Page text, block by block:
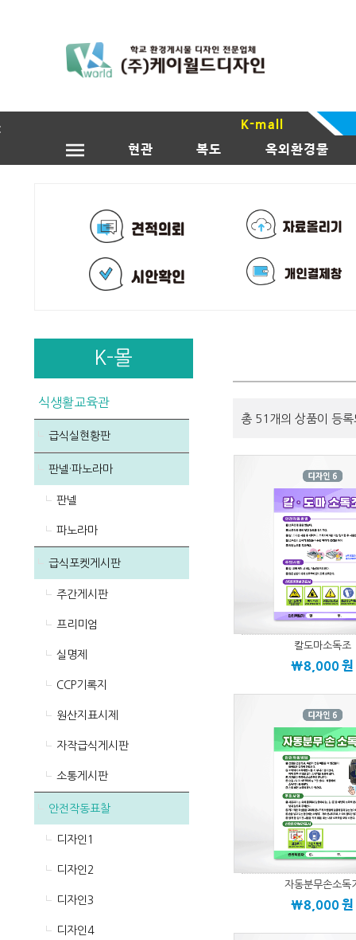
K-mall
현관
복도 옥외환경물
K-몰
식생활교육관
급식실현황판
판넬·파노라마
판넬
파노라마
급식포켓게시판
주간게시판
프리미엄
실명제
CCP기록지
원산지표시제
자작급식게시판
소통게시판
안전작동표찰
디자인1
디자인2
디자인3
디자인4
총 51개의 상품이 등
칼도마소독조
\8,000원
자동분무손소독
\8,000원